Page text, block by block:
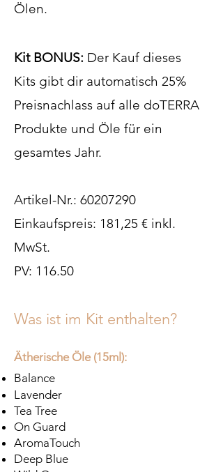
Ölen.
Kit BONUS: Der Kauf dieses
Kits gibt dir automatisch 25%
Preisnachlass auf alle doTERRA
Produkte und Öle für ein
gesamtes Jahr.
Artikel-Nr.: 60207290
Einkaufspreis: 181,25 € inkl.
MwSt.
PV: 116.50
Was ist im Kit enthalten?
Ätherische Öle (15ml):
Balance
Lavender
Tea Tree
On Guard
AromaTouch
Deep Blue